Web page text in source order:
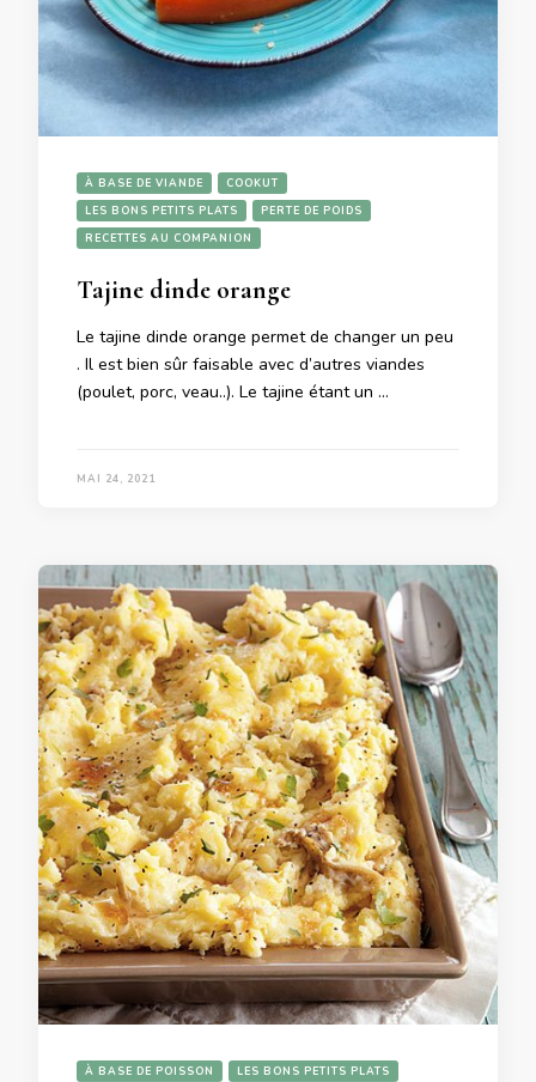
À BASE DE VIANDE
COOKUT
LES BONS PETITS PLATS
PERTE DE POIDS
RECETTES AU COMPANION
Tajine dinde orange
Le tajine dinde orange permet de changer un peu
. Il est bien sûr faisable avec d’autres viandes
(poulet, porc, veau..). Le tajine étant un …
MAI 24, 2021
À BASE DE POISSON
LES BONS PETITS PLATS